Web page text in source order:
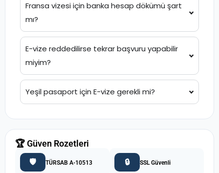
Fransa vizesi için banka hesap dökümü şart
mı?
E-vize reddedilirse tekrar başvuru yapabilir
miyim?
Yeşil pasaport için E-vize gerekli mi?
🏆 Güven Rozetleri
🛡️ TÜRSAB A-10513 🔒 SSL Güvenli